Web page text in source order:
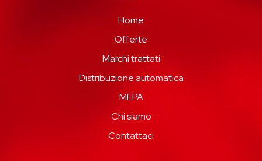
Home
Offerte
Marchi trattati
Distribuzione automatica
MEPA
Chi siamo
Contattaci